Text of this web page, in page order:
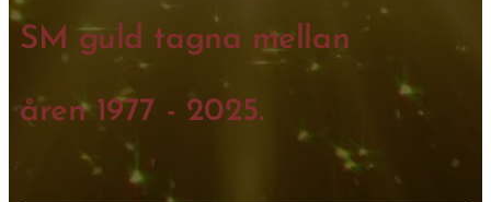
SM guld tagna mellan
åren 1977 - 2025.